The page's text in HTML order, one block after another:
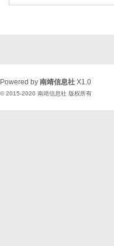
Powered by 南靖信息社 X1.0
© 2015-2020 南靖信息社 版权所有